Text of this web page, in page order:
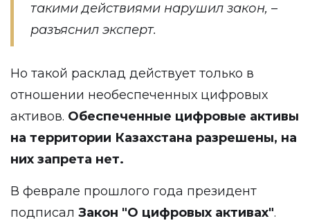
такими действиями нарушил закон, –
разъяснил эксперт.
Но такой расклад действует только в
отношении необеспеченных цифровых
активов. Обеспеченные цифровые активы
на территории Казахстана разрешены, на
них запрета нет.
В феврале прошлого года президент
подписал Закон "О цифровых активах".